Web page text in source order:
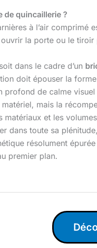
de quincaillerie ?
à l’air
la porte ou le tiroir
dans le cadre d’un
doit épouser la
de calme
mais la
et les
dans toute sa
résolument
premier plan.